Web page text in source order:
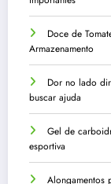
Doce de
Armazenamento
Dor no lado
buscar ajuda
Gel de
esportiva
Alongamentos